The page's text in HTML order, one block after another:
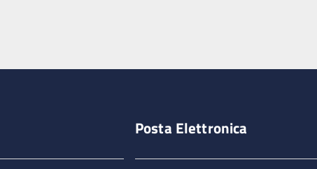
Posta Elettronica